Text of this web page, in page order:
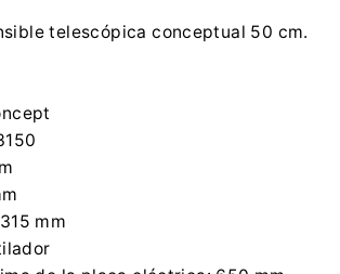
telescópica conceptual 50 cm.
mm